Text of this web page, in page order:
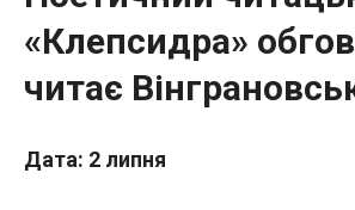
«Клепсидра»
читає
Дата: 2 липня